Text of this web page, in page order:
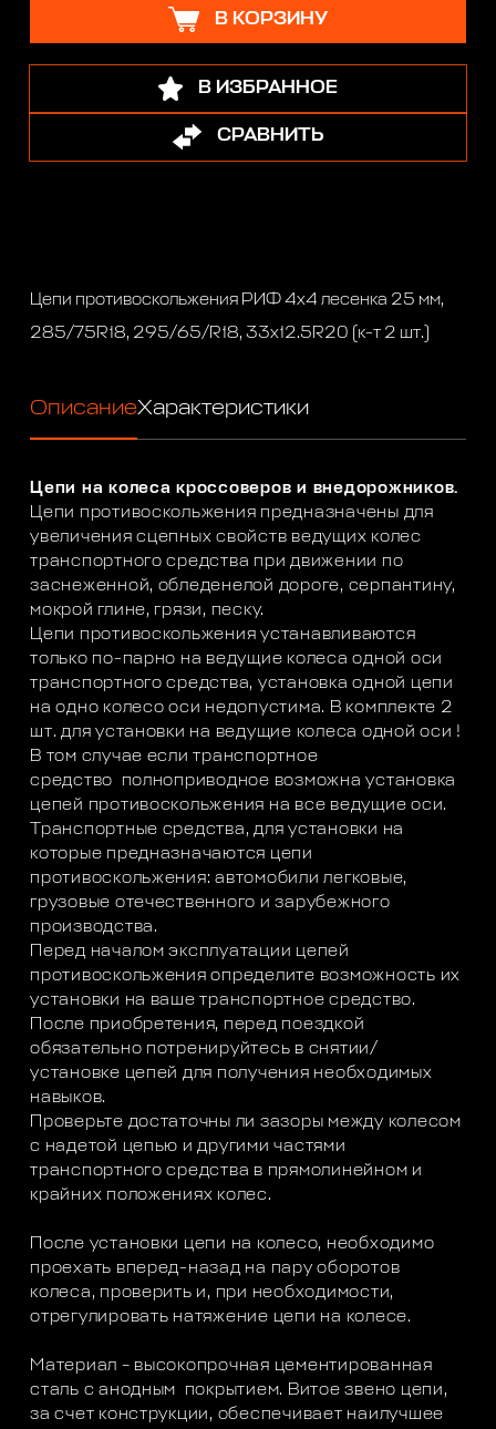
В КОРЗИНУ
В ИЗБРАННОЕ
СРАВНИТЬ
Цепи противоскольжения РИФ 4х4 лесенка 25 мм,
285/75R18, 295/65/R18, 33x12.5R20 (к-т 2 шт.)
ОписаниеХарактеристики
Цепи на колеса кроссоверов и внедорожников.
Цепи противоскольжения предназначены для
увеличения сцепных свойств ведущих колес
транспортного средства при движении по
заснеженной, обледенелой дороге, серпантину,
мокрой глине, грязи, песку.
Цепи противоскольжения устанавливаются
только по-парно на ведущие колеса одной оси
транспортного средства, установка одной цепи
на одно колесо оси недопустима. В комплекте 2
шт. для установки на ведущие колеса одной оси !
В том случае если транспортное
средство полноприводное возможна установка
цепей противоскольжения на все ведущие оси.
Транспортные средства, для установки на
которые предназначаются цепи
противоскольжения: автомобили легковые,
грузовые отечественного и зарубежного
производства.
Перед началом эксплуатации цепей
противоскольжения определите возможность их
установки на ваше транспортное средство.
После приобретения, перед поездкой
обязательно потренируйтесь в снятии/
установке цепей для получения необходимых
навыков.
Проверьте достаточны ли зазоры между колесом
с надетой цепью и другими частями
транспортного средства в прямолинейном и
крайних положениях колес.
После установки цепи на колесо, необходимо
проехать вперед-назад на пару оборотов
колеса, проверить и, при необходимости,
отрегулировать натяжение цепи на колесе.
Материал – высокопрочная цементированная
сталь с анодным покрытием. Витое звено цепи,
за счет конструкции, обеспечивает наилучшее